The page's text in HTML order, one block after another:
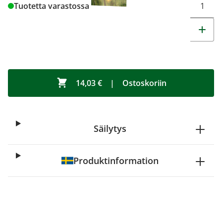
Tuotetta varastossa
14,03 € | Ostoskoriin
Säilytys
Produktinformation